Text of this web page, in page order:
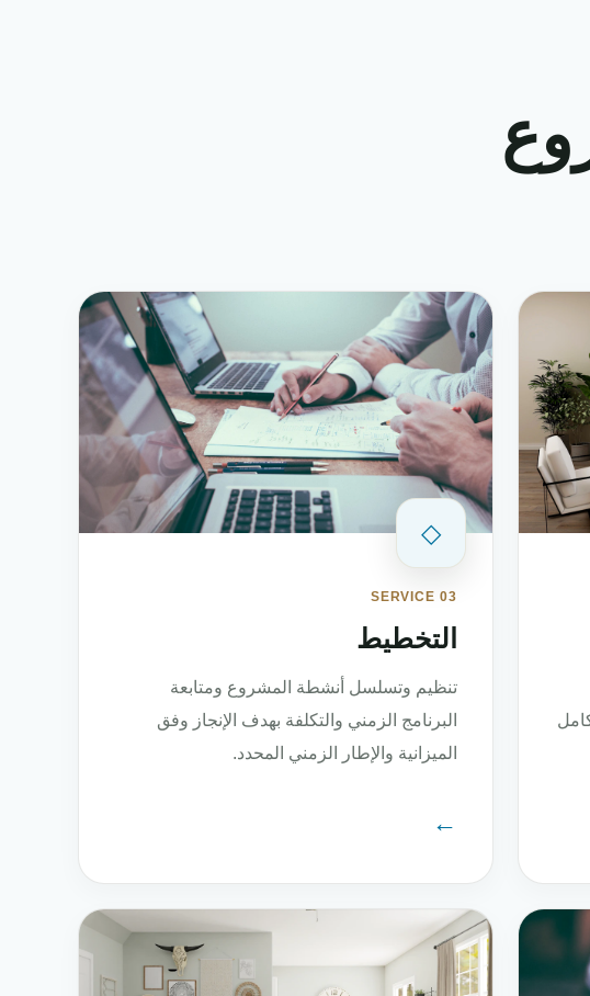
◇
SERVICE 03
التخطيط
تنظيم وتسلسل أنشطة المشروع ومتابعة
البرنامج الزمني والتكلفة بهدف الإنجاز وفق
الميزانية والإطار الزمني المحدد.
←